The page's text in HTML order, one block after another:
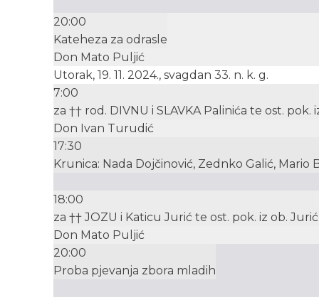
20:00
Kateheza za odrasle
Don Mato Puljić
Utorak, 19. 11. 2024., svagdan 33. n. k. g.
7:00
za †† rod. DIVNU i SLAVKA Palinića te ost. pok.
Don Ivan Turudić
17:30
Krunica: Nada Dojčinović, Zednko Galić, Mario
18:00
za †† JOZU i Katicu Jurić te ost. pok. iz ob.
Don Mato Puljić
20:00
Proba pjevanja zbora mladih